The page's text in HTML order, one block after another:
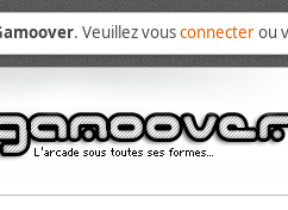
. Veuillez vousconnecterou